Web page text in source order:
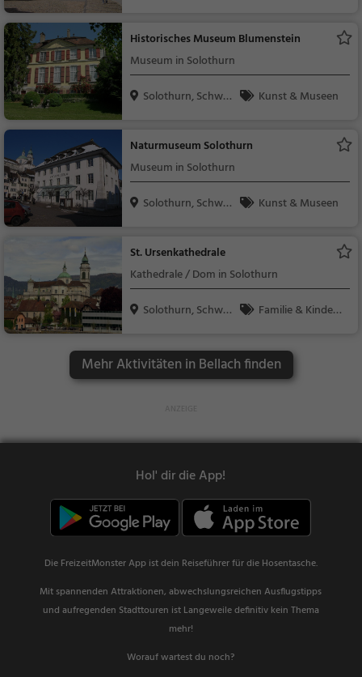
Historisches Museum Blumenstein
Museum in Solothurn
Solothurn, Schwei
Kunst & Museen
Naturmuseum Solothurn
Museum in Solothurn
Solothurn, Schwei
Kunst & Museen
St. Ursenkathedrale
Kathedrale / Dom in Solothurn
Solothurn, Schwei
Familie & Kinder,
Mehr Aktivitäten in Bellach finden
Hol' dir die App!
Die FreizeitMonster App ist dein Reiseführer für die Hosentasche.
Mit spannenden Attraktionen, abwechslungsreichen Ausflugstipps
und aufregenden Stadttouren ist Langeweile definitiv kein Thema
mehr!
Worauf wartest du noch?